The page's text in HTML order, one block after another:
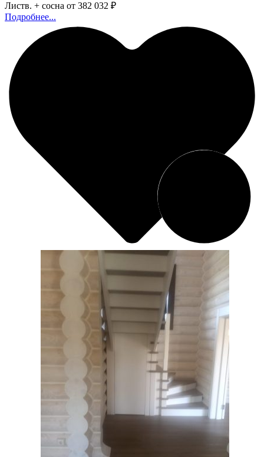
Листв. + сосна от 382 032 ₽
Подробнее...